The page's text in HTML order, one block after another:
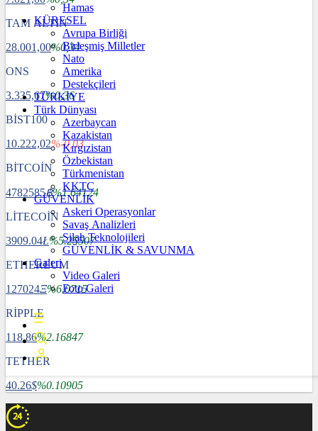
TAM ALTIN
28.001,00%0,34
ONS
3.335,67%0,36
BİST100
10.222,02%-0,03
BİTCOİN
4782585฿%1.64124
LİTECOİN
3909.04Ł%5.25507
ETHEREUM
127024Ξ%6.0715
RİPPLE
118.86%2.16847
TETHER
40.26$%0.10905
Hamas
KÜRESEL
Avrupa Birliği
Birleşmiş Milletler
Nato
Amerika
Destekçileri
TÜRKİYE
Türk Dünyası
Azerbaycan
Kazakistan
Kırgızistan
Özbekistan
Türkmenistan
KKTC
GÜVENLİK
Askeri Operasyonlar
Savaş Analizleri
Silah Teknolojileri
GÜVENLİK & SAVUNMA
Galeri
Video Galeri
Foto Galeri